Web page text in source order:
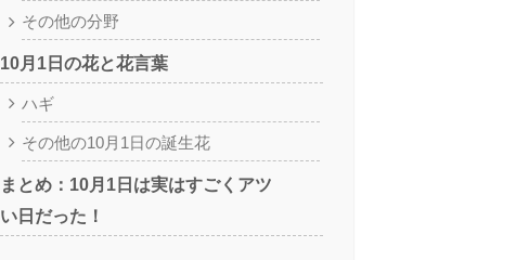
その他の分野
10月1日の花と花言葉
ハギ
その他の10月1日の誕生花
まとめ：10月1日は実はすごくアツ
い日だった！